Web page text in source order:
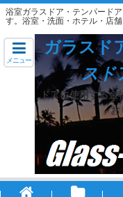
浴室ガラスドア・テンパード
す。浴室・洗面・ホテル・店
メニュー
ガラスド
スド
ドアに使用する
お